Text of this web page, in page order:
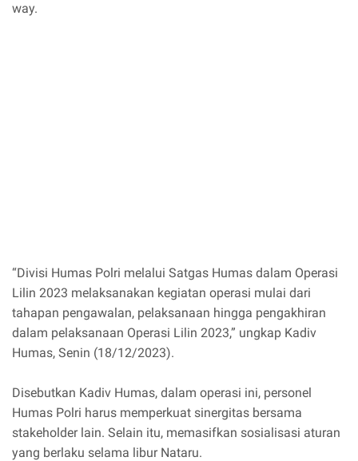
way.
“Divisi Humas Polri melalui Satgas Humas dalam Operasi
Lilin 2023 melaksanakan kegiatan operasi mulai dari
tahapan pengawalan, pelaksanaan hingga pengakhiran
dalam pelaksanaan Operasi Lilin 2023,” ungkap Kadiv
Humas, Senin (18/12/2023).
Disebutkan Kadiv Humas, dalam operasi ini, personel
Humas Polri harus memperkuat sinergitas bersama
stakeholder lain. Selain itu, memasifkan sosialisasi aturan
yang berlaku selama libur Nataru.